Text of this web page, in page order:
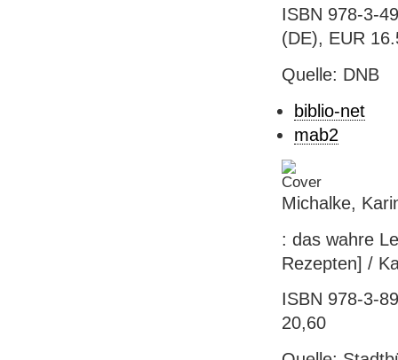
ISBN 978-3-
(DE), EUR
Quelle: DNB
biblio-net
mab2
Michalke,
: das wahre
Rezepten] /
ISBN 978-3-
20,60